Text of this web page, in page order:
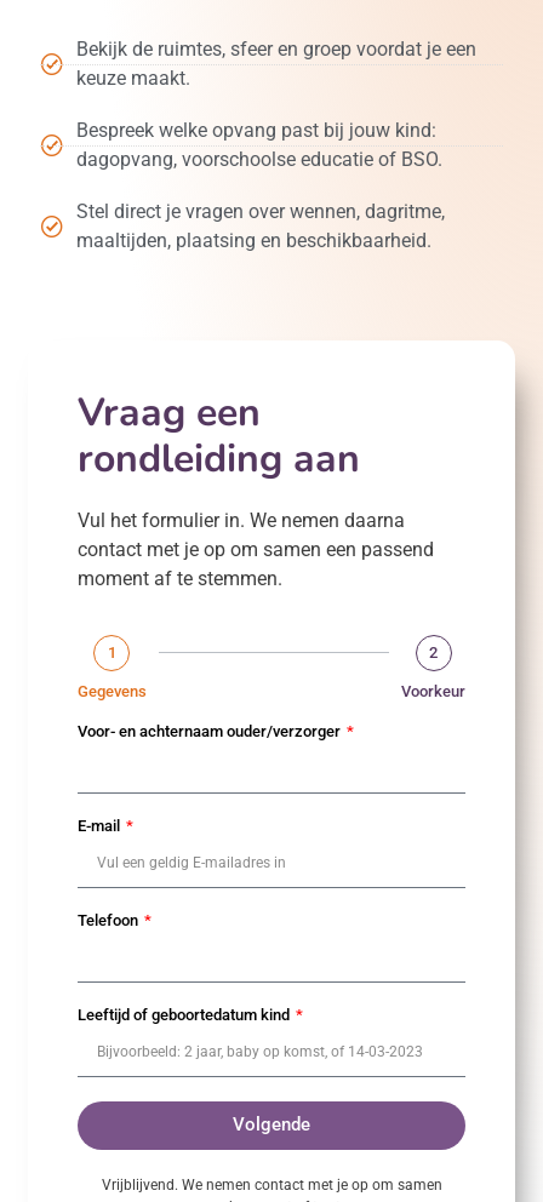
Bekijk de ruimtes, sfeer en groep voordat je een
keuze maakt.
Bespreek welke opvang past bij jouw kind:
dagopvang, voorschoolse educatie of BSO.
Stel direct je vragen over wennen, dagritme,
maaltijden, plaatsing en beschikbaarheid.
Vraag een
rondleiding aan
Vul het formulier in. We nemen daarna
contact met je op om samen een passend
moment af te stemmen.
1
Gegevens
2
Voorkeur
Voor- en achternaam ouder/verzorger
E-mail
Telefoon
Leeftijd of geboortedatum kind
Volgende
Vrijblijvend. We nemen contact met je op om samen